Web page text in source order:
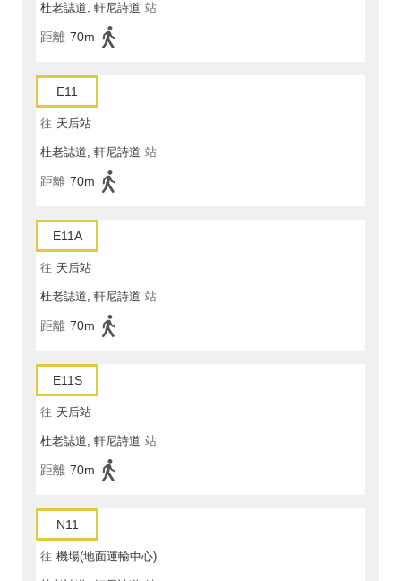
杜老誌道, 軒尼詩道 站
距離 70m
E11
往 天后站
杜老誌道, 軒尼詩道 站
距離 70m
E11A
往 天后站
杜老誌道, 軒尼詩道 站
距離 70m
E11S
往 天后站
杜老誌道, 軒尼詩道 站
距離 70m
N11
往 機場(地面運輸中心)